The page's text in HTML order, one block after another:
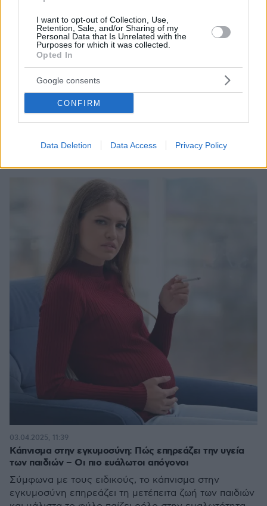
I want to opt-out of Collection, Use,
Retention, Sale, and/or Sharing of my
Personal Data that Is Unrelated with the
Purposes for which it was collected.
Opted In
Google consents
CONFIRM
Data Deletion Data Access Privacy Policy
Υγιές έντερο σημαίνει υγεία για όλο τον οργανισμό –
Ένας ειδικός εξηγεί
Με αφορμή την Παγκόσμια Ημέρα για την Υγεία του
να προσέχουμε πραγματικά το έντερό μας
29.05.2025, 20:05
Κάπνισμα στην εγκυμοσύνη: Πώς επηρεάζει την υγεία
των παιδιών – Οι πιο ευάλωτοι απόγονοι
Σύμφωνα με τους ειδικούς, το κάπνισμα στην
εγκυμοσύνη επηρεάζει τη μετέπειτα ζωή των παιδιών
03.04.2025, 11:39